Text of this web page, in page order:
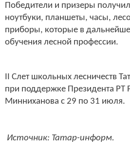
Победители и призеры
ноутбуки, планшеты, часы,
приборы, которые в
обучения лесной профессии.
II Слет школьных лесничеств
при поддержке Президента РТ
Минниханова с 29 по 31 июля.
Источник: Татар-информ.